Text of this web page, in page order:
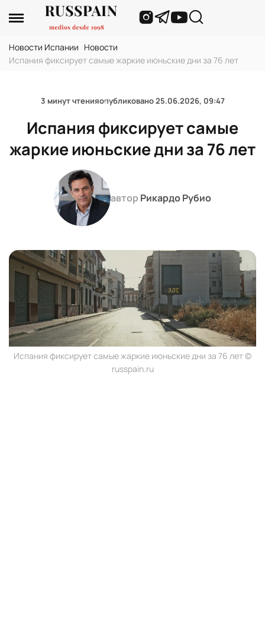
Новости Испании Новости
Испания фиксирует самые жаркие июньские дни за 76 лет
3 минут чтенияопубликовано25.06.2026, 09:47
Испания фиксирует самые
жаркие июньские дни за 76 лет
автор Рикардо Рубио
Испания фиксирует самые жаркие июньские дни за 76 лет ©
russpain.ru